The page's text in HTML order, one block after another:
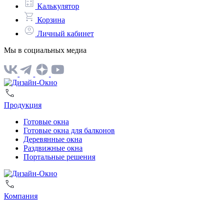
Калькулятор
Корзина
Личный кабинет
Мы в социальных медиа
Продукция
Готовые окна
Готовые окна для балконов
Деревянные окна
Раздвижные окна
Портальные решения
Компания